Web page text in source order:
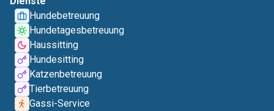
Hundebetreuung
Hundetagesbetreuung
Haussitting
Hundesitting
Katzenbetreuung
Tierbetreuung
Gassi-Service